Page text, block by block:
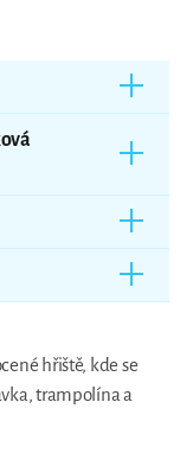
hřiště, kde se
trampolína a